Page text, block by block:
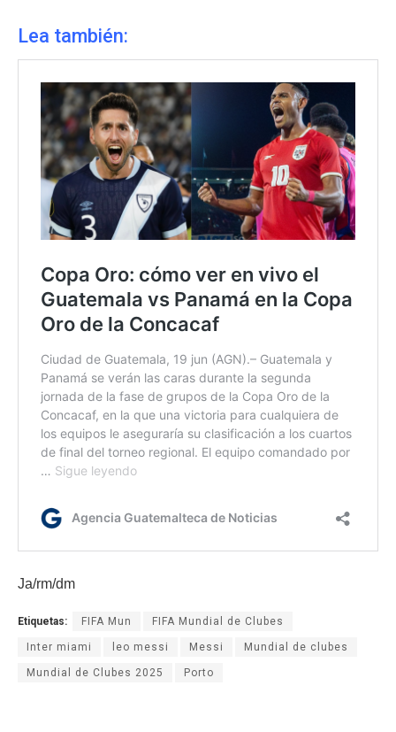
Lea también:
Ja/rm/dm
Etiquetas: FIFA Mun FIFA Mundial de Clubes
Inter miami leo messi Messi Mundial de clubes
Mundial de Clubes 2025 Porto